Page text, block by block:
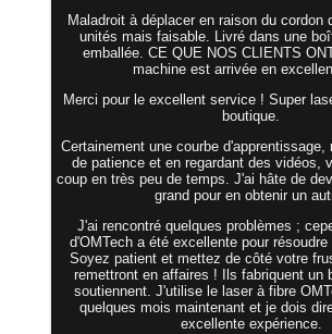
Maladroit à déplacer en raison du cordon
unités mais faisable. Livré dans une
emballée. CE QUE NOS CLIENTS
machine est arrivée en
Merci pour le excellent service ! Super
boutique.
Certainement une courbe
de patience et en regardant des vidéos,
coup en très peu de temps. J'ai hâte de
grand pour en obtenir un
J'ai rencontré quelques problèmes ;
d'OMTech a été excellente pour
Soyez patient et mettez de côté votre
remettront en affaires ! Ils fabriquent un
soutiennent. J'utilise le laser à fibre
quelques mois maintenant et je dois
excellente expérience.